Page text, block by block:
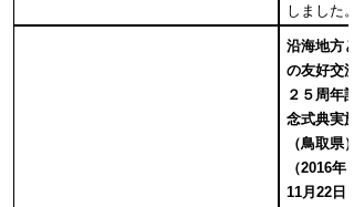
しました。
沿海地方と
の友好交流
２５周年記
念式典実施
（鳥取県）
（2016年
11月22日